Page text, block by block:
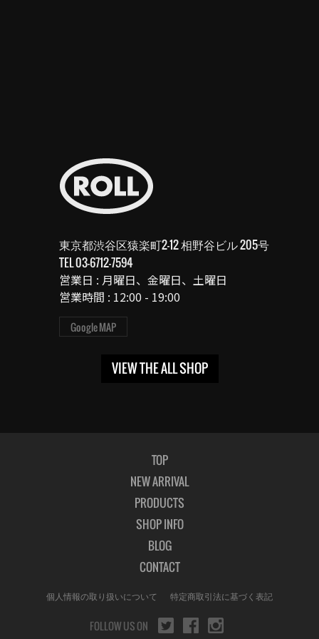
東京都渋谷区猿楽町2-12 相野谷ビル 205号
TEL03-6712-7594
営業日 : 月曜日、金曜日、土曜日
営業時間 : 12:00 - 19:00
Google MAP
VIEW THE ALL SHOP
TOP
NEW ARRIVAL
PRODUCTS
SHOP INFO
BLOG
CONTACT
個人情報の取り扱いについて 特定商取引法に基づく表記
FOLLOW US ON